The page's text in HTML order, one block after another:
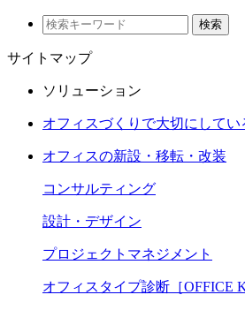
検索
サイトマップ
ソリューション
オフィスづくりで大切にしてい
オフィスの新設・移転・改装
コンサルティング
設計・デザイン
プロジェクトマネジメント
オフィスタイプ診断［OFFICE